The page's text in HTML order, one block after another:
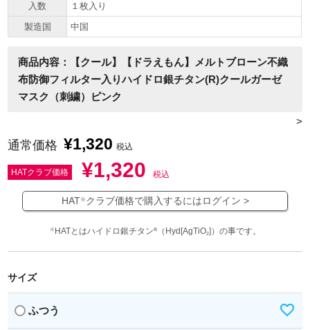
入数
１枚入り
製造国
中国
商品内容：【クール】【ドラえもん】メルトブローン不織
布防御フィルター入りハイドロ銀チタン(R)クールガーゼ
マスク（刺繍）ピンク
>
通常価格 ¥1,320 税込
HATクラブ価格 ¥1,320 税込
HAT※ クラブ価格で購入するにはログイン >
※ HATとはハイドロ銀チタン®（Hyd[AgTiO2]）の事です。
サイズ
ふつう